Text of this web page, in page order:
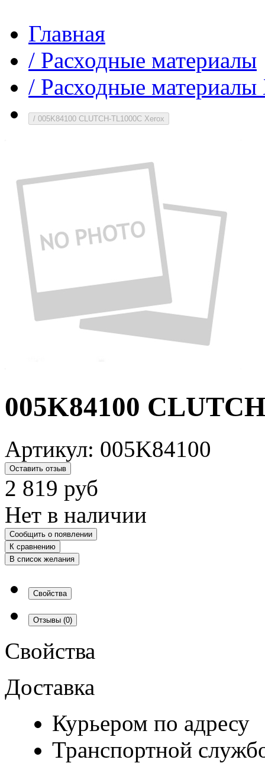
Главная
/ Расходные материалы
/ Расходные
/ 005K84100 CLUTCH-TL1000C Xerox
005K84100
Артикул: 005K84100
Оставить отзыв
2 819 руб
Нет в наличии
Сообщить о появлении
К сравнению
В список желания
Свойства
Отзывы (0)
Свойства
Доставка
Курьером по адресу
Транспортной